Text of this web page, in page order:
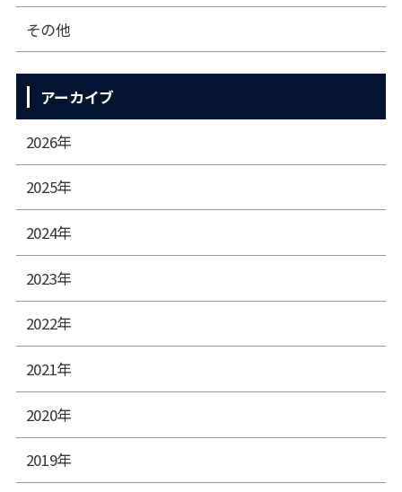
その他
アーカイブ
2026年
2025年
2024年
2023年
2022年
2021年
2020年
2019年